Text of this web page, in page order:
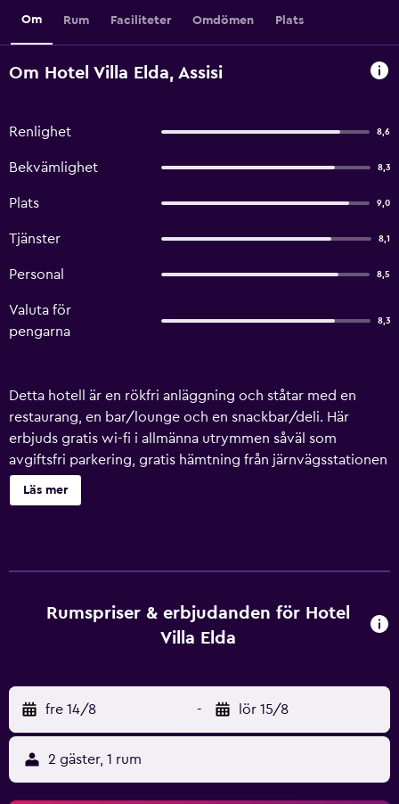
Om Rum Faciliteter Omdömen Plats
Om Hotel Villa Elda, Assisi
Renlighet 8,6
Bekvämlighet 8,3
Plats 9,0
Tjänster 8,1
Personal 8,5
Valuta för
pengarna
8,3
Detta hotell är en rökfri anläggning och ståtar med en
restaurang, en bar/lounge och en snackbar/deli. Här
erbjuds gratis wi-fi i allmänna utrymmen såväl som
avgiftsfri parkering, gratis hämtning från järnvägsstationen
och gratis mottagning. Gäster får även tillgång till
bekvämligheter som ett kafé, kaffe/te i allmänt utrymme
finns. Städning sker dagligen. Fritidsaktiviteterna nedan
finns antingen tillgängliga på plats eller i närheten. Avgifter
Läs mer
Rumspriser & erbjudanden för Hotel
Villa Elda
fre 14/8 - lör 15/8
2 gäster, 1 rum